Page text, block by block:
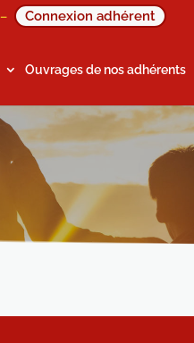
– Connexion adhérent
Ouvrages de nos adhérents